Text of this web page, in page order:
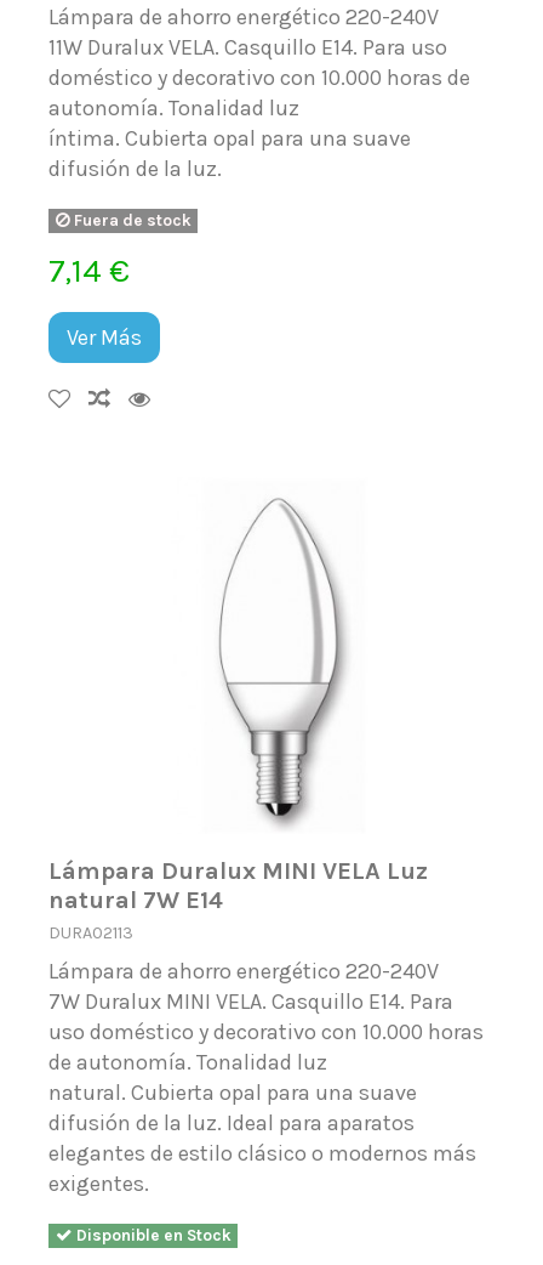
Lámpara de ahorro energético 220-240V
11W Duralux VELA. Casquillo E14. Para uso
doméstico y decorativo con 10.000 horas de
autonomía. Tonalidad luz
íntima. Cubierta opal para una suave
difusión de la luz.
Fuera de stock
7,14 €
Ver Más
Lámpara Duralux MINI VELA Luz
natural 7W E14
DURA02113
Lámpara de ahorro energético 220-240V
7W Duralux MINI VELA. Casquillo E14. Para
uso doméstico y decorativo con 10.000 horas
de autonomía. Tonalidad luz
natural. Cubierta opal para una suave
difusión de la luz. Ideal para aparatos
elegantes de estilo clásico o modernos más
exigentes.
Disponible en Stock